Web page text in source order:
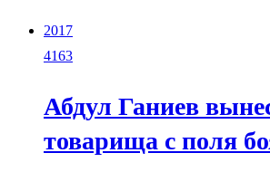
2017
4163
Абдул Ганиев
товарища с поля